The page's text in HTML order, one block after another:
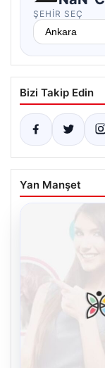
ŞEHIR SEÇ
Bizi Takip Edin
Yan Manşet